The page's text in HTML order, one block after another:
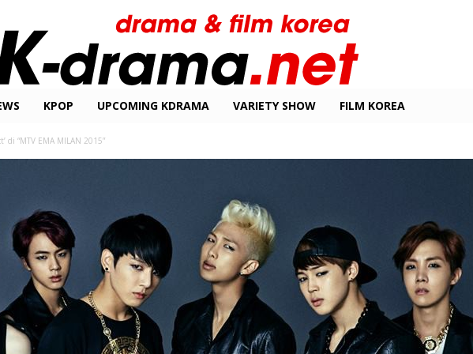
KPOP UPCOMING KDRAMA VARIETY SHOW FILM KOREA
di “MTV EMA MILAN 2015”